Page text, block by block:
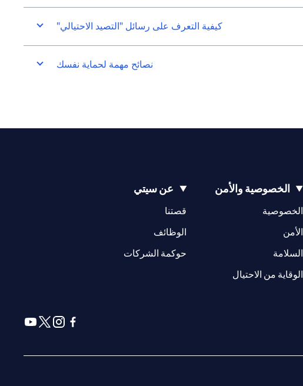
كيفية التعرف على رسائل "التصيد الاحتيالي"
نصائح مهمة لحماية نفسك
الخصوصية والأمن
الخصوصية
الأمن
السلامة
الوقاية من الاحتيال
عن سيتي
قصتنا
(opens in a new tab)
الوظائف
(opens in a new tab)
حوكمة الشركات
(opens in a new tab)